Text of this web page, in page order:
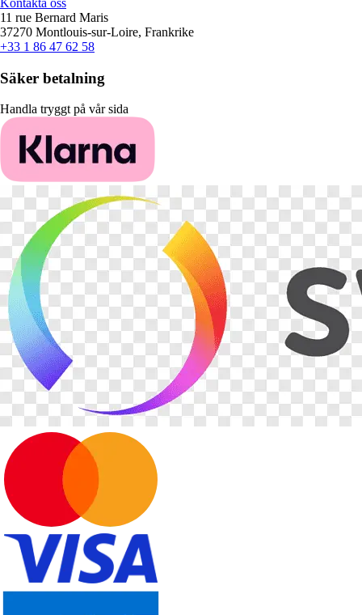
Kontakta oss
11 rue Bernard Maris
37270 Montlouis-sur-Loire, Frankrike
+33 1 86 47 62 58
Säker betalning
Handla tryggt på vår sida